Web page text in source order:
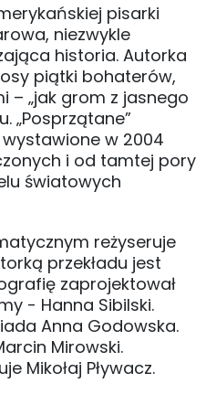
pisarki
niezwykle
historia. Autorka
piątki bohaterów,
– „jak grom z jasnego
„Posprzątane”
w 2004
i od tamtej pory
światowych
reżyseruje
przekładu jest
zaprojektował
- Hanna Sibilski.
Anna Godowska.
Mirowski.
Mikołaj Pływacz.